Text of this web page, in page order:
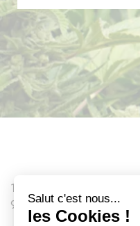
110 Boulevard Gallieni
92130 Issy-les-Moulineaux